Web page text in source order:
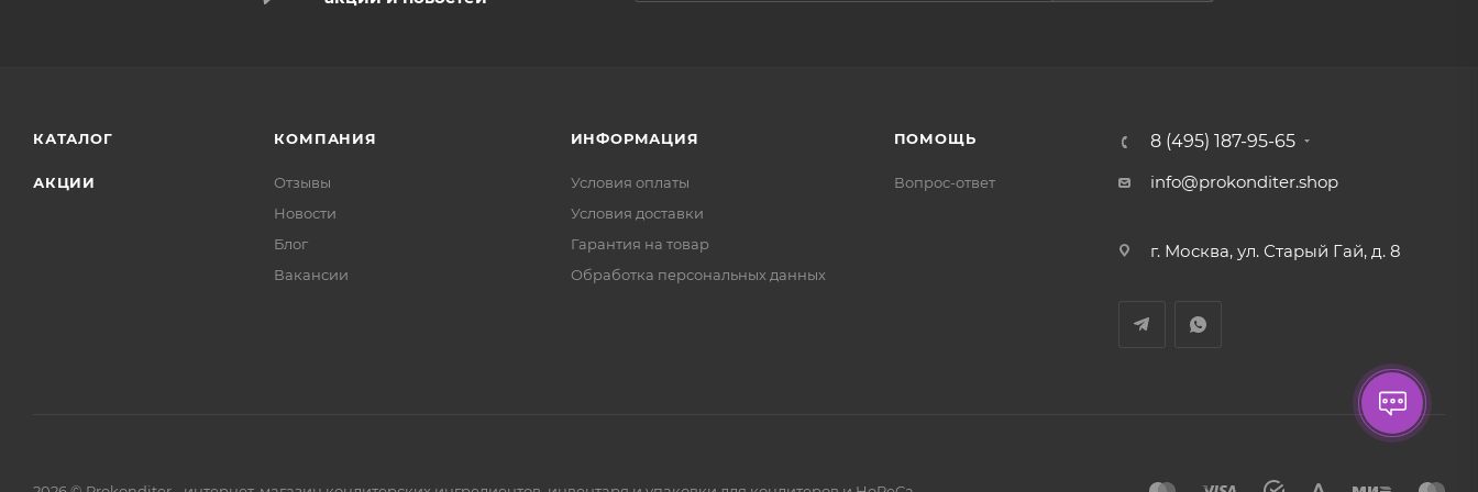
КАТАЛОГ
АКЦИИ
КОМПАНИЯ
Отзывы
Новости
Блог
Вакансии
ИНФОРМАЦИЯ
Условия оплаты
Условия доставки
Гарантия на товар
Обработка персональных данных
ПОМОЩЬ
Вопрос-ответ
8 (495) 187-95-65
info@prokonditer.shop
г. Москва, ул. Старый Гай, д. 8